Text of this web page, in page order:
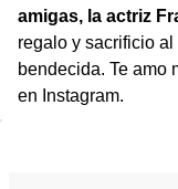
amigas, la actriz
regalo y sacrificio
bendecida. Te amo
en Instagram.